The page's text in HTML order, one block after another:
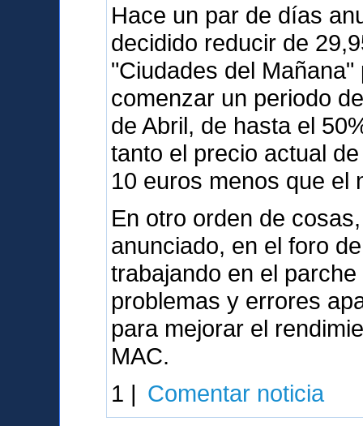
Hace un par de días
decidido reducir de
"Ciudades del
comenzar un periodo
de Abril, de hasta el
tanto el precio actual
10 euros menos que el
En otro orden de
anunciado, en el foro
trabajando en el
problemas y errores
para mejorar el
MAC.
1 | Comentar noticia